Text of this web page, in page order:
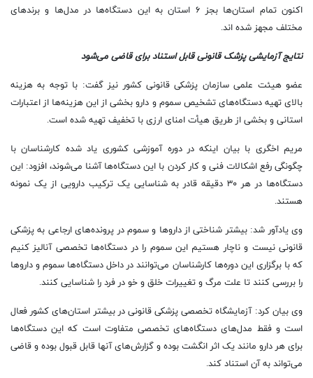
اکنون تمام استان‌ها بجز ۶ استان به این دستگاه‌ها در مدل‌ها و برندهای
مختلف مجهز شده اند.
نتایج آزمایشی پزشک قانونی قابل استناد برای قاضی می‌شود
عضو هیئت علمی سازمان پزشکی قانونی کشور نیز گفت: با توجه به هزینه
بالای تهیه دستگاه‌های تشخیص سموم و دارو بخشی از این هزینه‌ها از اعتبارات
استانی و بخشی از طریق هیأت امنای ارزی با تخفیف تهیه شده است.
مریم اخگری با بیان اینکه در دوره آموزشی کشوری یاد شده کارشناسان با
چگونگی رفع اشکالات فنی و کار کردن با این دستگاه‌ها آشنا می‌شوند، افزود: این
دستگاه‌ها در هر ۳۰ دقیقه قادر به شناسایی یک ترکیب دارویی از یک نمونه
هستند.
وی یادآور شد: بیشتر شناختی از داروها و سموم در پرونده‌های ارجاعی به پزشکی
قانونی نیست و ناچار هستیم این سموم را در دستگاه‌ها تخصصی آنالیز کنیم
که با برگزاری این دوره‌ها کارشناسان می‌توانند در داخل دستگاه‌ها سموم و داروها
را بررسی کنند تا علت مرگ و تغییرات خلق و خو در فرد را شناسایی کنند.
وی بیان کرد: آزمایشگاه تخصصی پزشکی قانونی در بیشتر استان‌های کشور فعال
است و فقط مدل‌های دستگاه‌های تخصصی متفاوت است که این دستگاه‌ها
برای هر دارو مانند یک اثر انگشت بوده و گزارش‌های آنها قابل قبول بوده و قاضی
می‌تواند به آن استناد کند.